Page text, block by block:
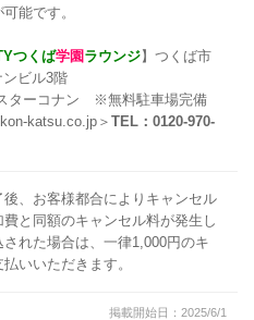
能です。
つくば学園 ラウンジ】つくば市
ビル3階
ターコナン ※無料駐車場完備
katsu.co.jp＞ TEL：0120-970-
後、お客様都合によりキャンセル
と同額のキャンセル料が発生し
された場合は、一律1,000円のキ
いいただきます。
掲載開始日：2025/6/1